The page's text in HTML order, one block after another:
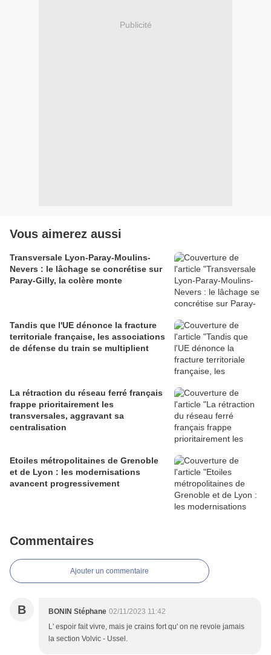
Publicité
Vous aimerez aussi
Transversale Lyon-Paray-Moulins-
Nevers : le lâchage se concrétise sur
Paray-Gilly, la colère monte
Tandis que l'UE dénonce la fracture
territoriale française, les associations
de défense du train se multiplient
La rétraction du réseau ferré français
frappe prioritairement les
transversales, aggravant sa
centralisation
Etoiles métropolitaines de Grenoble
et de Lyon : les modernisations
avancent progressivement
Commentaires
Ajouter un commentaire
B BONIN Stéphane 02/11/2023 11:42
L' espoir fait vivre, mais je crains fort qu' on ne revoie jamais
la section Volvic - Ussel.